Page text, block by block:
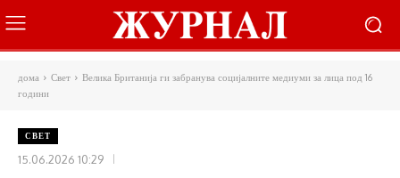
дома Свет
Велика Британија ги забранува социјалните медиуми за лица под 16
години
СВЕТ
15.06.2026 10:29